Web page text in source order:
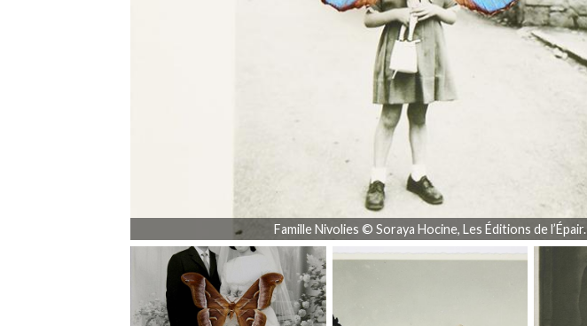
Famille Nivolies © Soraya Hocine, Les Éditions de l’Épair.